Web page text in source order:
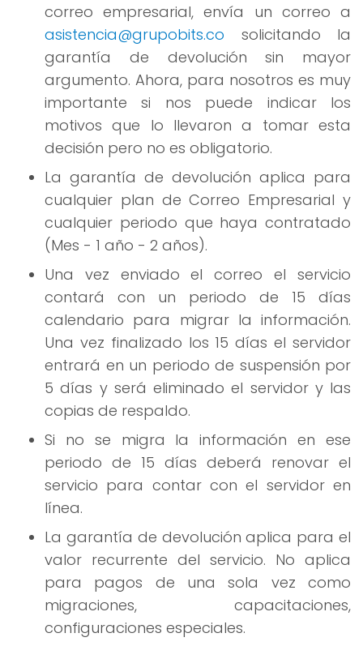
correo empresarial, envía un correo a
asistencia@grupobits.co solicitando la
garantía de devolución sin mayor
argumento. Ahora, para nosotros es muy
importante si nos puede indicar los
motivos que lo llevaron a tomar esta
decisión pero no es obligatorio.
La garantía de devolución aplica para
cualquier plan de Correo Empresarial y
cualquier periodo que haya contratado
(Mes - 1 año - 2 años).
Una vez enviado el correo el servicio
contará con un periodo de 15 días
calendario para migrar la información.
Una vez finalizado los 15 días el servidor
entrará en un periodo de suspensión por
5 días y será eliminado el servidor y las
copias de respaldo.
Si no se migra la información en ese
periodo de 15 días deberá renovar el
servicio para contar con el servidor en
línea.
La garantía de devolución aplica para el
valor recurrente del servicio. No aplica
para pagos de una sola vez como
migraciones, capacitaciones,
configuraciones especiales.